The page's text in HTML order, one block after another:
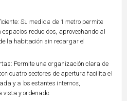
Su medida de 1 metro permite
espacios reducidos, aprovechando al
la habitación sin recargar el
Permite una organización clara de
cuatro sectores de apertura facilita el
y a los estantes internos,
vista y ordenado.